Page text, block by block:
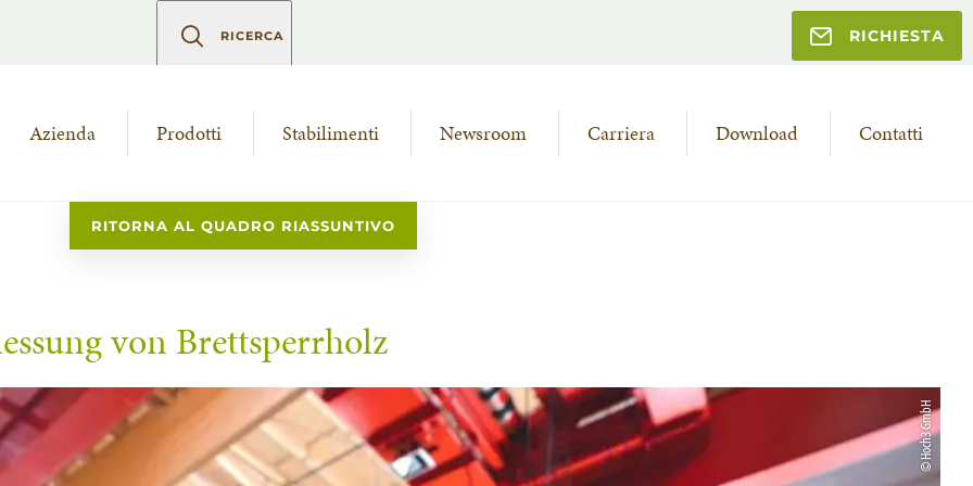
RICERCA RICHIESTA
Azienda Prodotti Stabilimenti Newsroom Carriera Download Contatti
RITORNA AL QUADRO RIASSUNTIVO
von Brettsperrholz
© Hoch3 GmbH